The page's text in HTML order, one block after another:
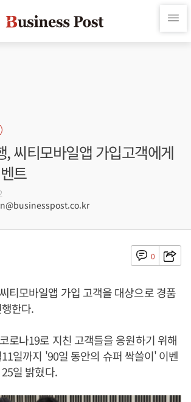
, 씨티모바일앱 가입고객에게
트
0
티모바일앱 가입 고객을 대상으로 경품
한다.
로나19로 지친 고객들을 응원하기 위해
일까지 '90일 동안의 슈퍼 싹쓸이' 이벤
일 밝혔다.